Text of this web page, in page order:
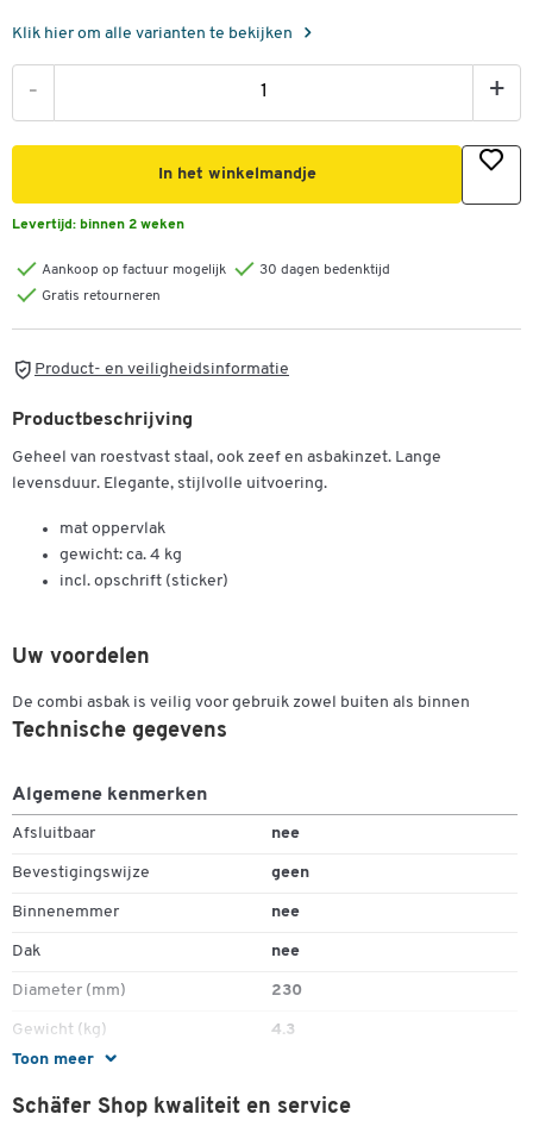
Klik hier om alle varianten te bekijken
- +
In het winkelmandje
Levertijd: binnen 2 weken
Aankoop op factuur mogelijk
30 dagen bedenktijd
Gratis retourneren
Product- en veiligheidsinformatie
Productbeschrijving
Geheel van roestvast staal, ook zeef en asbakinzet. Lange
levensduur. Elegante, stijlvolle uitvoering.
mat oppervlak
gewicht: ca. 4 kg
incl. opschrift (sticker)
Uw voordelen
De combi asbak is veilig voor gebruik zowel buiten als binnen
Toon meer
Technische gegevens
Algemene kenmerken
Afsluitbaar nee
Bevestigingswijze geen
Binnenemmer nee
Dak nee
Diameter (mm) 230
Gewicht (kg) 4.3
Hoogte (mm)
Inhoud (l) 16,7
Schäfer Shop kwaliteit en service